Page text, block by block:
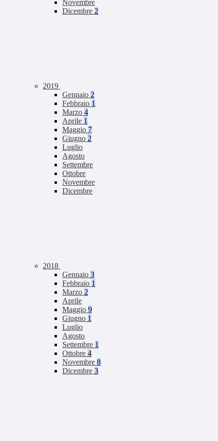
Novembre
Dicembre 2
2019
Gennaio 2
Febbraio 1
Marzo 4
Aprile 1
Maggio 7
Giugno 2
Luglio
Agosto
Settembre
Ottobre
Novembre
Dicembre
2018
Gennaio 3
Febbraio 1
Marzo 2
Aprile
Maggio 9
Giugno 1
Luglio
Agosto
Settembre 1
Ottobre 4
Novembre 8
Dicembre 3